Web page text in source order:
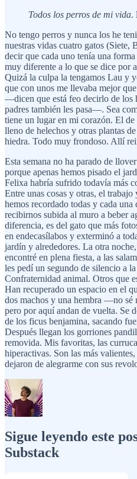
Todos los perros de mi vida.
No tengo perros y nunca los he
nuestras vidas cuatro gatos
decir que cada uno tenía una
muy diferente a lo que se dice por
Quizá la culpa la tengamos Lau y
que con unos me llevaba mejor
—dicen que está feo decirlo de los
padres también les pasa—. Sea
tiene un lugar en mi corazón. El
lleno de helechos y otras plantas
hiedra. Todo muy frondoso. Allí
Esta semana no ha parado de
porque apenas hemos pisado el
Felixa habría sufrido todavía más
Entre unas cosas y otras, el
hemos recordado todas y cada
recibirnos subida al muro a beber
diferencia, es del gato que más
en endecasílabos y exterminó a
jardín y alrededores. La otra
encontré en plena fiesta, a las
les pedí un segundo de silencio a
Confraternidad animal. Otros que
Han recuperado un espacio en el
dos machos y una hembra —no
pero por aquí andan de vuelta. Se
de los ficus benjamina, sacando
Después llegan los gorriones
removida. Mis favoritas, las
hiperactivas. Son las más
dejaron de alegrarme con sus
Sigue leyendo este
Substack